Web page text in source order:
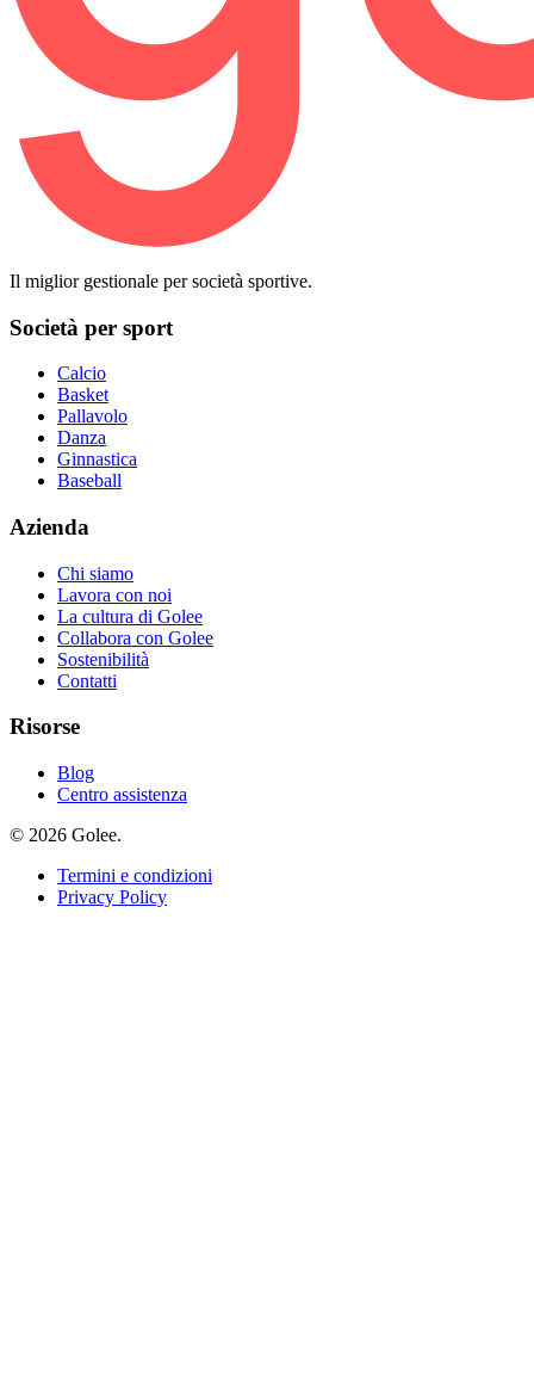
Il miglior gestionale per società sportive.
Società per sport
Calcio
Basket
Pallavolo
Danza
Ginnastica
Baseball
Azienda
Chi siamo
Lavora con noi
La cultura di Golee
Collabora con Golee
Sostenibilità
Contatti
Risorse
Blog
Centro assistenza
© 2026 Golee.
Termini e condizioni
Privacy Policy